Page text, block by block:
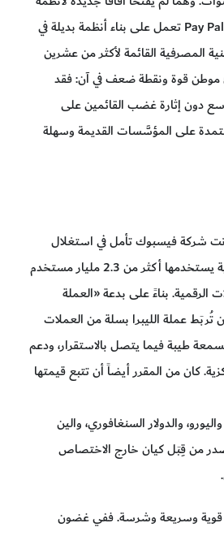
الدفع. كانت شركات مثل - Pay Pal تعمل على بناء أنظمة بديلة في
المصرفية القائمة لأكثر من عشرين
موطن قوة ونقطة ضعف في آن: فقد
دون إثارة غضب القائمين على
على المؤسَّسات القديمة وسهلة
شركة فيسبوك تأمل في استغلال
ميزتها النسبية كمنصة رقمية يستخدمها أكثر من 2.3 مليار مستخدم
الرقمية. بناءً على بدعة «العملة
تُربَط عملة الليبرا بسلة من العملات
طيبة فيما يتصل بالاستقرار، ودعم
كان من المقرر أيضاً أن تتبع قيمتها
واليورو، والدولار السنغافوري، والين
من قِبَل كيان خارج الاختصاص
قوية وسريعة وشرسة. ففي غضون